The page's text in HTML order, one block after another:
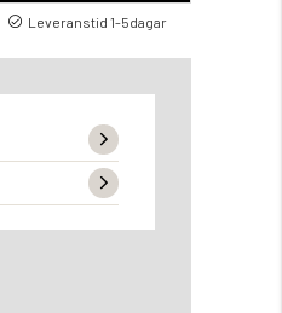
Leveranstid 1-5dagar